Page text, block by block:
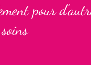
pour
soins